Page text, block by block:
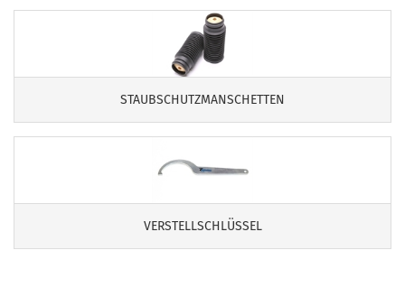
STAUBSCHUTZMANSCHETTEN
VERSTELLSCHLÜSSEL